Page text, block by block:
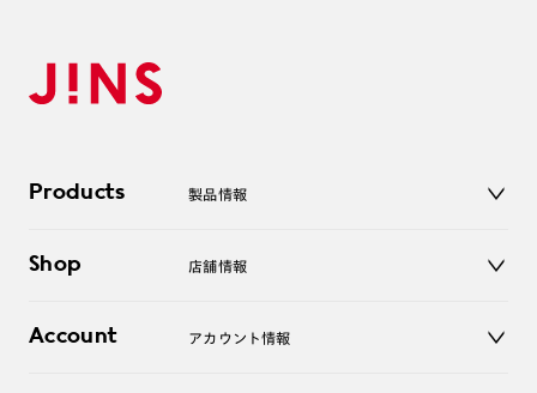
Products 製品情報
サングラス
コンタクトレンズ
Shop 店舗情報
オンラインショップ
Account アカウント情報